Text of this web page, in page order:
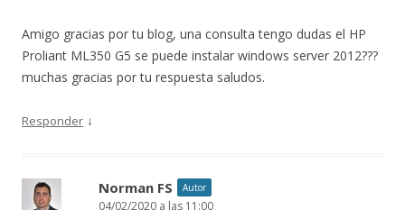
Amigo gracias por tu blog, una consulta tengo dudas el HP
Proliant ML350 G5 se puede instalar windows server 2012???
muchas gracias por tu respuesta saludos.
Responder ↓
Norman FS Autor
04/02/2020 a las 11:00